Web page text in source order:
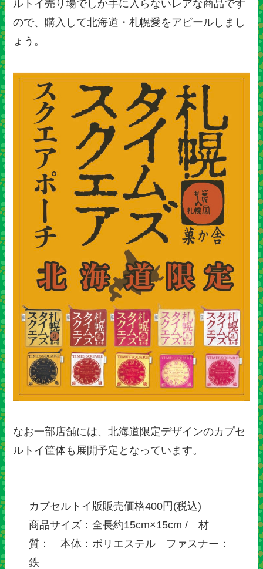
ルトイ売り場でしか手に入らないレアな商品です
ので、購入して北海道・札幌愛をアピールしまし
ょう。
なお一部店舗には、北海道限定デザインのカプセ
ルトイ筐体も展開予定となっています。
カプセルトイ版販売価格400円(税込)
商品サイズ：全長約15cm×15cm / 材
質： 本体：ポリエステル ファスナー：
鉄